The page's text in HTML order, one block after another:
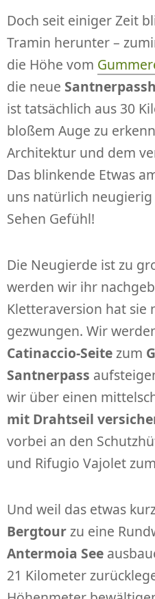
Doch seit einiger Zeit
Tramin herunter –
die Höhe vom
die neue
ist tatsächlich aus 30
bloßem Auge zu
Architektur und dem
Das blinkende Etwas
uns natürlich
Sehen Gefühl!
Die Neugierde ist zu
werden wir ihr
Kletteraversion hat sie
gezwungen. Wir
Catinaccio-Seitezum
Santnerpass
wir über einen
mit Drahtseil
vorbei an den
und Rifugio Vajolet
Und weil das etwas
Bergtourzu eine
Antermoia See
21 Kilometer